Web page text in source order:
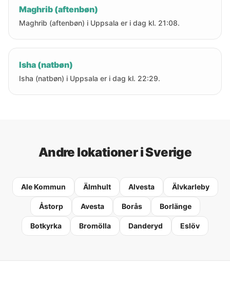
Maghrib (aftenbøn)
Maghrib (aftenbøn) i Uppsala er i dag kl. 21:08.
Isha (natbøn)
Isha (natbøn) i Uppsala er i dag kl. 22:29.
Andre lokationer i Sverige
Ale Kommun Älmhult Alvesta Älvkarleby
Åstorp Avesta Borås Borlänge
Botkyrka Bromölla Danderyd Eslöv